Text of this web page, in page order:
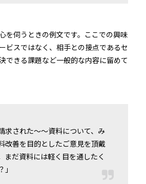
を伺うときの例文です。ここでの興味
ビスではなく、相手との接点であるセ
できる課題など一般的な内容に留めて
求された〜〜資料について、み
改善を目的としたご意見を頂戴
まだ資料には軽く目を通したく